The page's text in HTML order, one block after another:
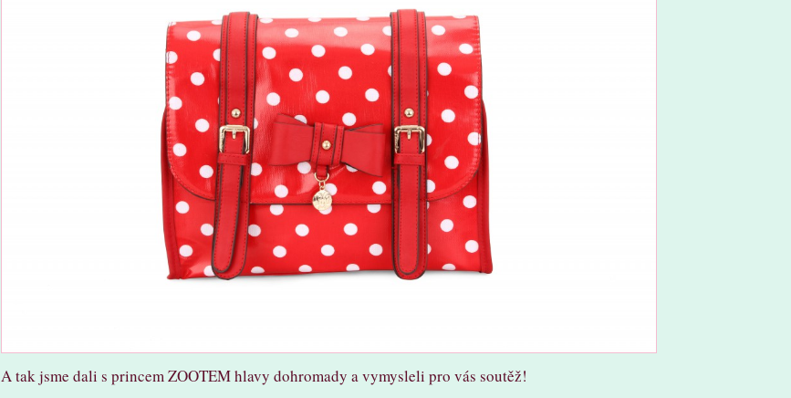
A tak jsme dali s princem ZOOTEM hlavy dohromady a vymysleli pro vás soutěž!